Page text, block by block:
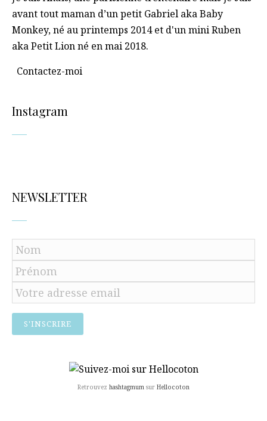
avant tout maman d’un petit Gabriel aka Baby
Monkey, né au printemps 2014 et d'un mini Ruben
aka Petit Lion né en mai 2018.
Contactez-moi
Instagram
NEWSLETTER
Retrouvez hashtagmum sur Hellocoton